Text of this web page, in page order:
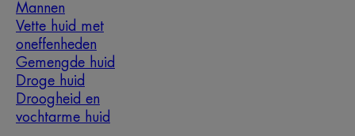
Mannen
Vette huid met
oneffenheden
Gemengde huid
Droge huid
Droogheid en
vochtarme huid